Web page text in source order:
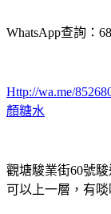
WhatsApp查詢：
Http://wa.me/
顏糖水
觀塘駿業街60號
可以上一層，有啖